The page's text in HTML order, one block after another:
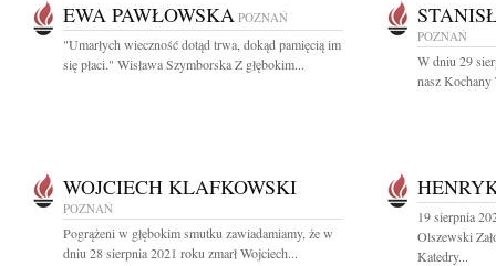
EWA PAWŁOWSKA POZNAŃ
"Umarłych wieczność dotąd trwa, dokąd pamięcią im
się płaci." Wisława Szymborska Z głębokim...
POZNAŃ
W dniu 29
nasz Kochany
WOJCIECH KLAFKOWSKI
POZNAŃ
Pogrążeni w głębokim smutku zawiadamiamy, że w
dniu 28 sierpnia 2021 roku zmarł Wojciech...
19 sierpnia
Olszewski
Katedry...